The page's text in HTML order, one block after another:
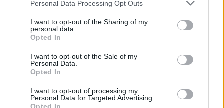
not limited to your visit or usage behaviour. You may click to
grant or deny consent to Google and its third-party tags to
use your data for below specified purposes in below Google
consent section.
Personal Data Processing Opt Outs
I want to opt-out of the Sharing of my
personal data.
Opted In
I want to opt-out of the Sale of my
Personal Data.
Opted In
I want to opt-out of processing my
Personal Data for Targeted Advertising.